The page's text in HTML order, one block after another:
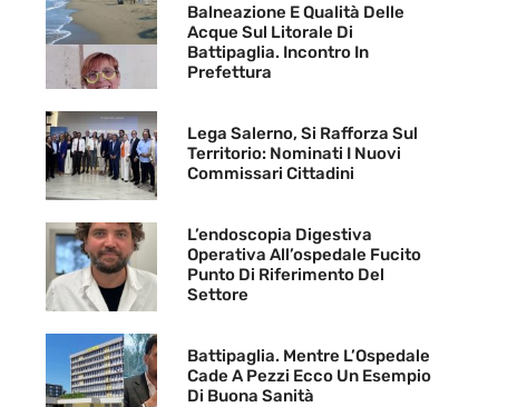
Balneazione E Qualità Delle
Acque Sul Litorale Di
Battipaglia. Incontro In
Prefettura
Lega Salerno, Si Rafforza Sul
Territorio: Nominati I Nuovi
Commissari Cittadini
L’endoscopia Digestiva
Operativa All’ospedale Fucito
Punto Di Riferimento Del
Settore
Battipaglia. Mentre L’Ospedale
Cade A Pezzi Ecco Un Esempio
Di Buona Sanità